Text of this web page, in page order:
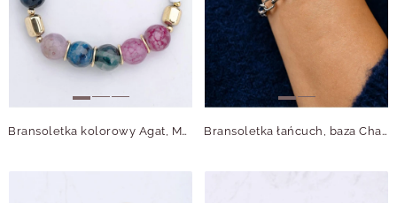
Bransoletka kolorowy Agat, Muszla, stal pozłacana S115075Z00 Bransoletka łańcuch, baza Charms, stal S110374S00